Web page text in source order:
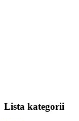
Lista kategorii